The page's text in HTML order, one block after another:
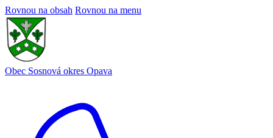
Rovnou na obsah Rovnou na menu
Obec Sosnová okres Opava